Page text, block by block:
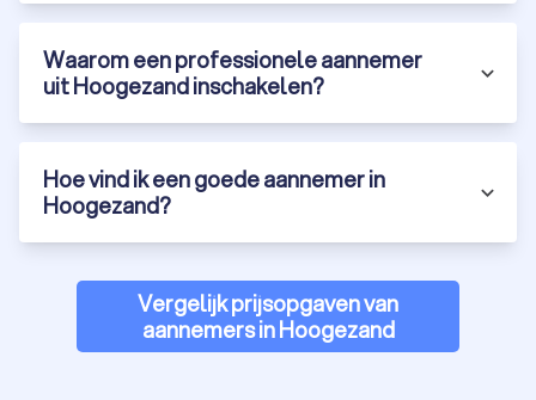
Waarom een professionele aannemer
uit Hoogezand inschakelen?
Hoe vind ik een goede aannemer in
Hoogezand?
Vergelijk prijsopgaven van
aannemers in Hoogezand